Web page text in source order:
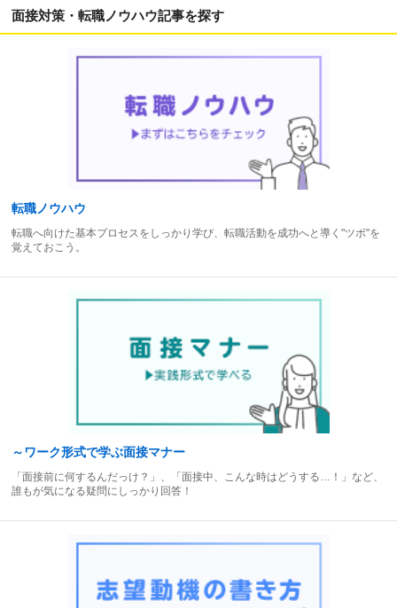
面接対策・転職ノウハウ記事を探す
転職ノウハウ
転職へ向けた基本プロセスをしっかり学び、転職活動を成功へと導く"ツボ"を
覚えておこう。
～ワーク形式で学ぶ面接マナー
「面接前に何するんだっけ？」、「面接中、こんな時はどうする…！」など、
誰もが気になる疑問にしっかり回答！